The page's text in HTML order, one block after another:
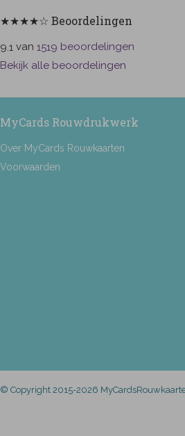
★★★★☆ Beoordelingen
9.1 van 1519 beoordelingen
Bekijk alle beoordelingen
MyCards Rouwdrukwerk
Over MyCards Rouwkaarten
Voorwaarden
© Copyright 2015-2026